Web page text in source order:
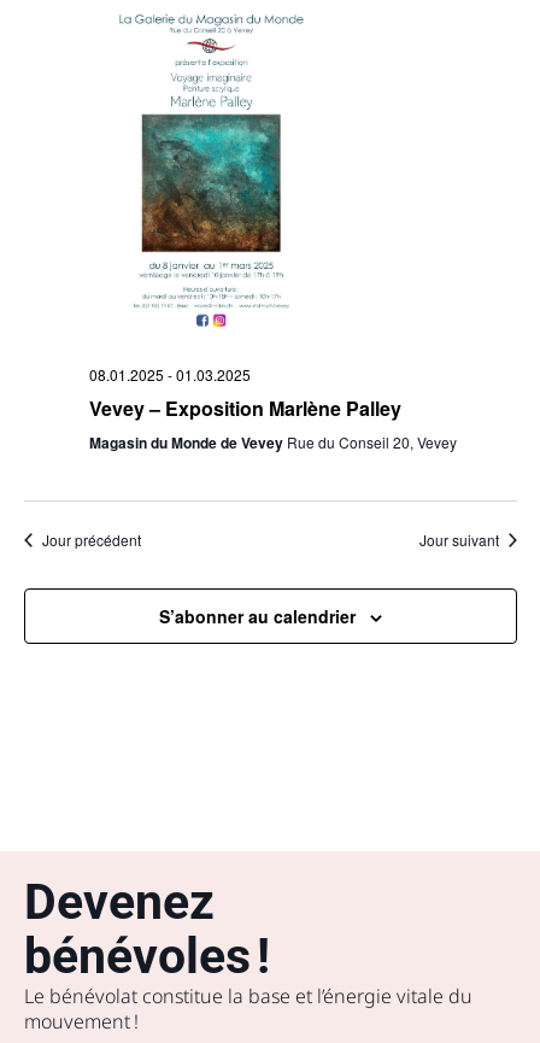
08.01.2025 -01.03.2025
Vevey – Exposition Marlène Palley
Magasin du Monde de Vevey Rue du Conseil 20, Vevey
Jour précédent Jour suivant
S’abonner au calendrier
Devenez
bénévoles !
Le bénévolat constitue la base et l’énergie vitale du
mouvement !